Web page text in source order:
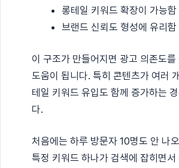
롱테일 키워드 확장이 가능함
브랜드 신뢰도 형성에 유리함
이 구조가 만들어지면 광고 의존도를
도움이 됩니다. 특히 콘텐츠가 여러
테일 키워드 유입도 함께 증가하는
다.
처음에는 하루 방문자 10명도 안 나
특정 키워드 하나가 검색에 잡히면서